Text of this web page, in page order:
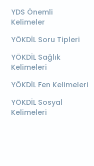
YDS Önemli
Kelimeler
YÖKDİL Soru Tipleri
YÖKDİL Sağlık
Kelimeleri
YÖKDİL Fen Kelimeleri
YÖKDİL Sosyal
Kelimeleri